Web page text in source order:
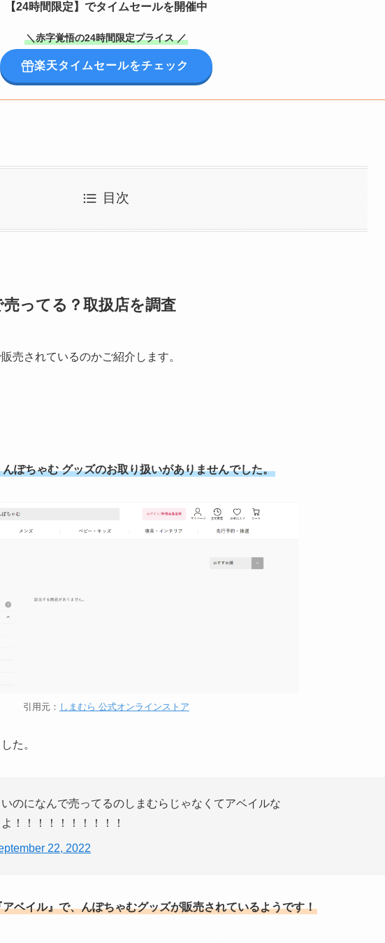
【24時間限定】でタイムセールを開催中
＼赤字覚悟の24時間限定プライス ／
楽天タイムセールをチェック
目次
ってる？取扱店を調査
売されているのかご紹介します。
ぽちゃむ グッズのお取り扱いがありませんでした。
引用元： しまむら 公式オンラインストア
た。
のになんで売ってるのしまむらじゃなくてアベイルな
！！！！！！！！！！
22, 2022
ベイル』で、んぽちゃむグッズが販売されているようです！